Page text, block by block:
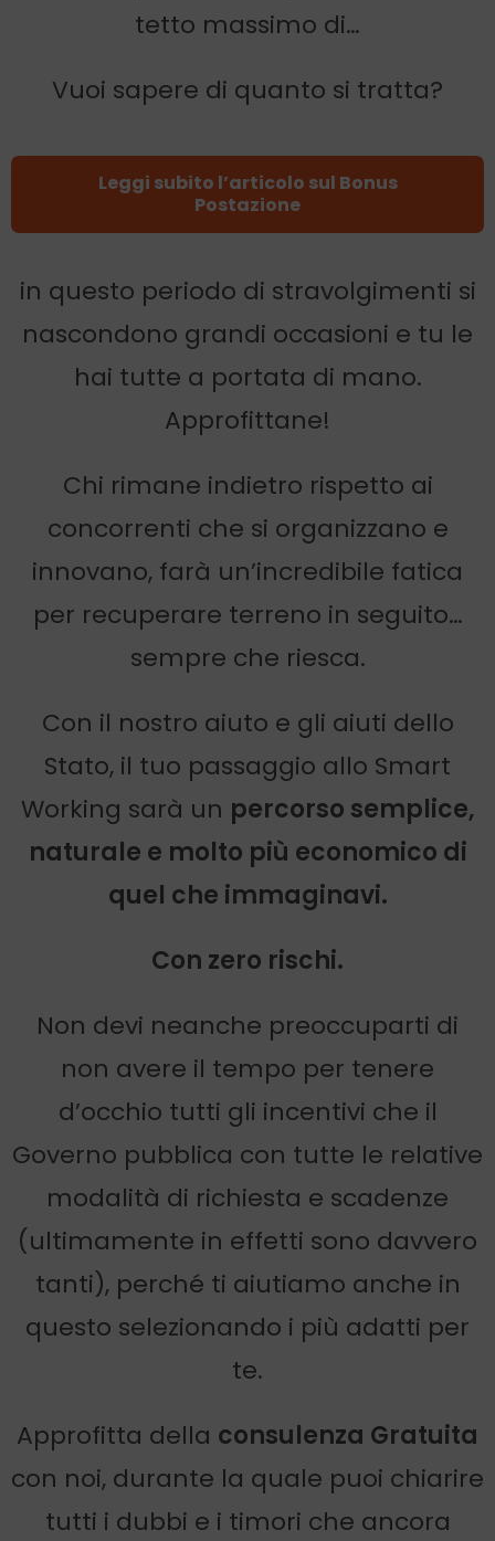
tetto massimo di…
Vuoi sapere di quanto si tratta?
Leggi subito l’articolo sul Bonus
Postazione
in questo periodo di stravolgimenti si
nascondono grandi occasioni e tu le
hai tutte a portata di mano.
Approfittane!
Chi rimane indietro rispetto ai
concorrenti che si organizzano e
innovano, farà un’incredibile fatica
per recuperare terreno in seguito…
sempre che riesca.
Con il nostro aiuto e gli aiuti dello
Stato, il tuo passaggio allo Smart
Working sarà un percorso semplice,
naturale e molto più economico di
quel che immaginavi.
Con zero rischi.
Non devi neanche preoccuparti di
non avere il tempo per tenere
d’occhio tutti gli incentivi che il
Governo pubblica con tutte le relative
modalità di richiesta e scadenze
(ultimamente in effetti sono davvero
tanti), perché ti aiutiamo anche in
questo selezionando i più adatti per
te.
Approfitta della consulenza Gratuita
con noi, durante la quale puoi chiarire
tutti i dubbi e i timori che ancora